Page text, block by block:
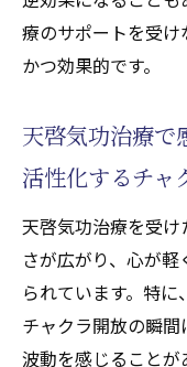
療のサポートを受
かつ効果的です。
天啓気功治療で
活性化するチャ
天啓気功治療を受
さが広がり、心が
られています。特
チャクラ開放の瞬
波動を感じること